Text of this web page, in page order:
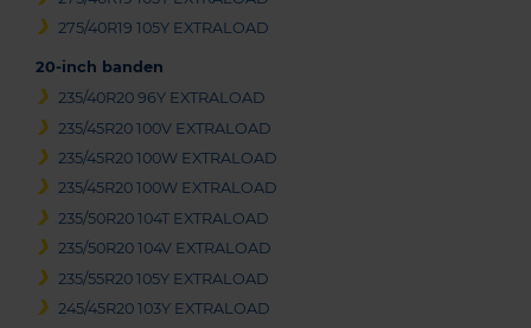
275/40R19 105Y EXTRALOAD
20-inch banden
235/40R20 96Y EXTRALOAD
235/45R20 100V EXTRALOAD
235/45R20 100W EXTRALOAD
235/45R20 100W EXTRALOAD
235/50R20 104T EXTRALOAD
235/50R20 104V EXTRALOAD
235/55R20 105Y EXTRALOAD
245/45R20 103Y EXTRALOAD